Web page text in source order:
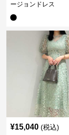
ージョンドレス
¥15,040 (税込)